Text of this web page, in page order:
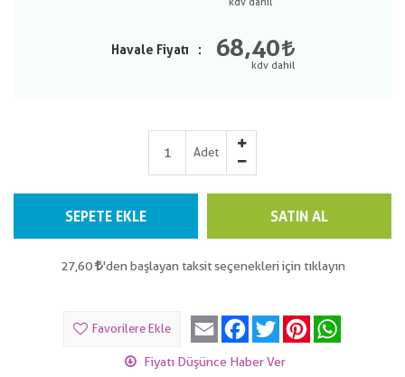
Havale Fiyatı 68,40
Adet
SEPETE EKLE SATIN AL
27,60 'den başlayan taksit seçenekleri için tıklayın
Favorilere Ekle Email Facebook
Twitter Pinterest
Fiyatı Düşünce Haber Ver